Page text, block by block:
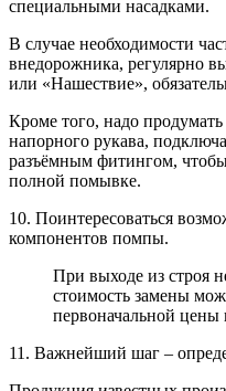
специальными насадками.
В случае необходимости
внедорожника, регулярно
или «Нашествие»,
Кроме того, надо
напорного рукава,
разъёмным фитингом,
полной помывке.
10. Поинтересоваться
компонентов помпы.
При выходе из строя
стоимость замены
первоначальной цены
11. Важнейший шаг –